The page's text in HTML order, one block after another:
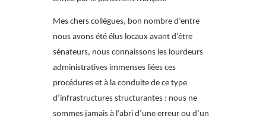
Mes chers collègues, bon nombre d’entre
nous avons été élus locaux avant d’être
sénateurs, nous connaissons les lourdeurs
administratives immenses liées ces
procédures et à la conduite de ce type
d’infrastructures structurantes : nous ne
sommes jamais à l’abri d’une erreur ou d’un